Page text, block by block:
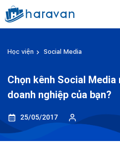
Học viện Social Media
Chọn kênh Social Media
doanh nghiệp của bạn?
25/05/2017